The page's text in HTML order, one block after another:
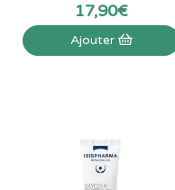
17,90€
Ajouter